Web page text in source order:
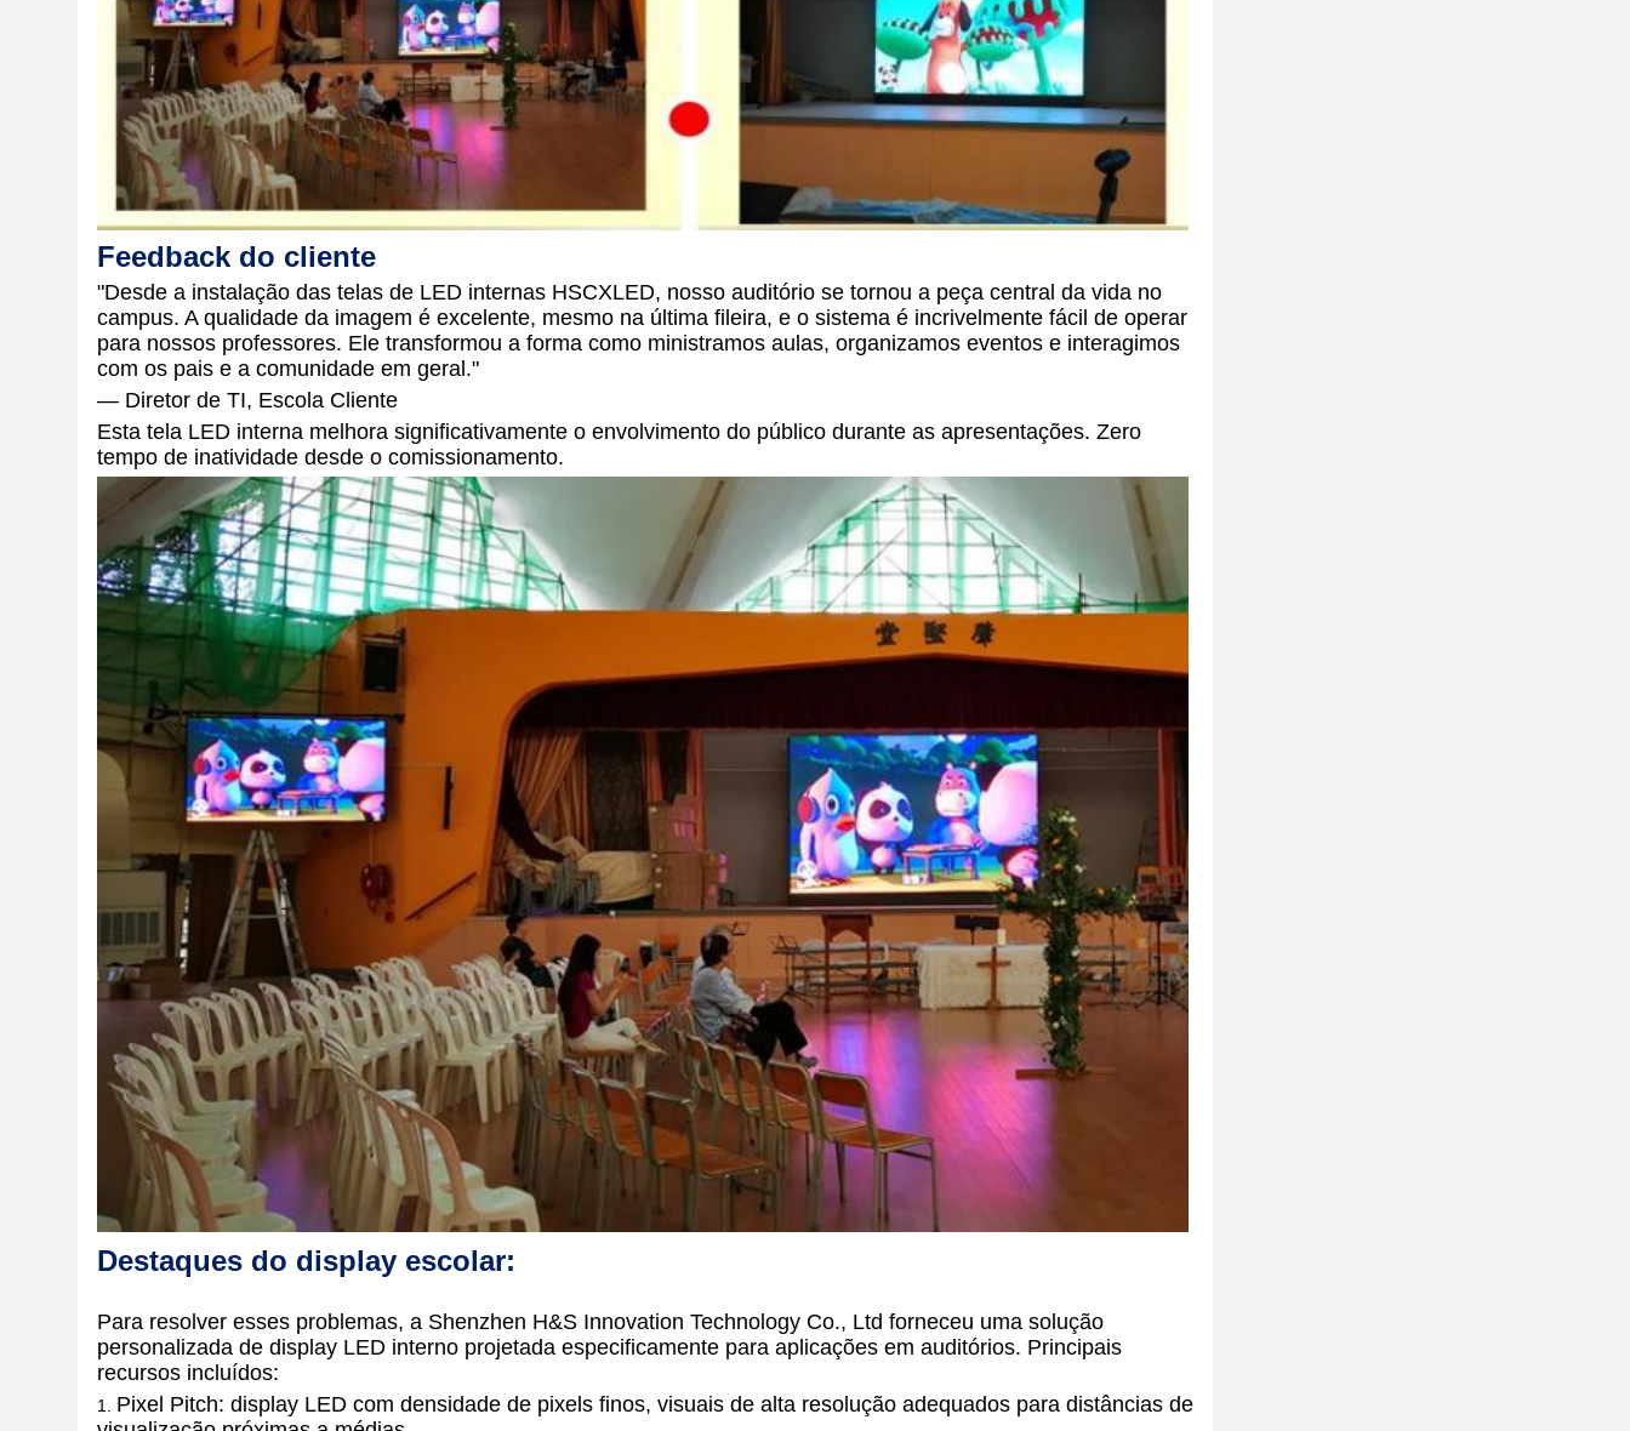
Feedback do cliente
"Desde a instalação das telas de LED internas HSCXLED, nosso auditório se tornou a peça central da vida no
campus. A qualidade da imagem é excelente, mesmo na última fileira, e o sistema é incrivelmente fácil de operar
para nossos professores. Ele transformou a forma como ministramos aulas, organizamos eventos e interagimos
com os pais e a comunidade em geral."
— Diretor de TI, Escola Cliente
Esta tela LED interna melhora significativamente o envolvimento do público durante as apresentações. Zero
tempo de inatividade desde o comissionamento.
Destaques do display escolar:
Para resolver esses problemas, a Shenzhen H&S Innovation Technology Co., Ltd forneceu uma solução
personalizada de display LED interno projetada especificamente para aplicações em auditórios. Principais
recursos incluídos:
Pixel Pitch: display LED com densidade de pixels finos, visuais de alta resolução adequados para distâncias de